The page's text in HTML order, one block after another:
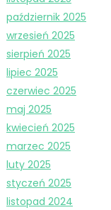
październik 2025
wrzesień 2025
sierpień 2025
lipiec 2025
czerwiec 2025
maj 2025
kwiecień 2025
marzec 2025
luty 2025
styczeń 2025
listopad 2024